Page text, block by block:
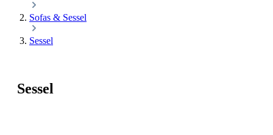
Sofas & Sessel
Sessel
Sessel